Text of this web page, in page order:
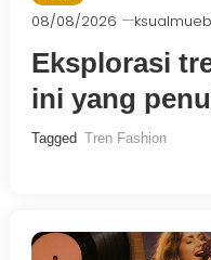
08/08/2026
Eksplorasi
ini yang
Tagged Tren Fashion